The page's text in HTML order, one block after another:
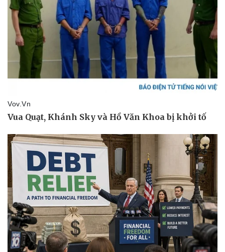
Doanh nghiệp
Thông tin doanh nghiệp
Doanh nghiệp 24h
Doanh nhân
Vì cộng đồng
Công nghệ
Sành điệu
Tin Công nghệ
Trải nghiệm
Chuyển đổi số